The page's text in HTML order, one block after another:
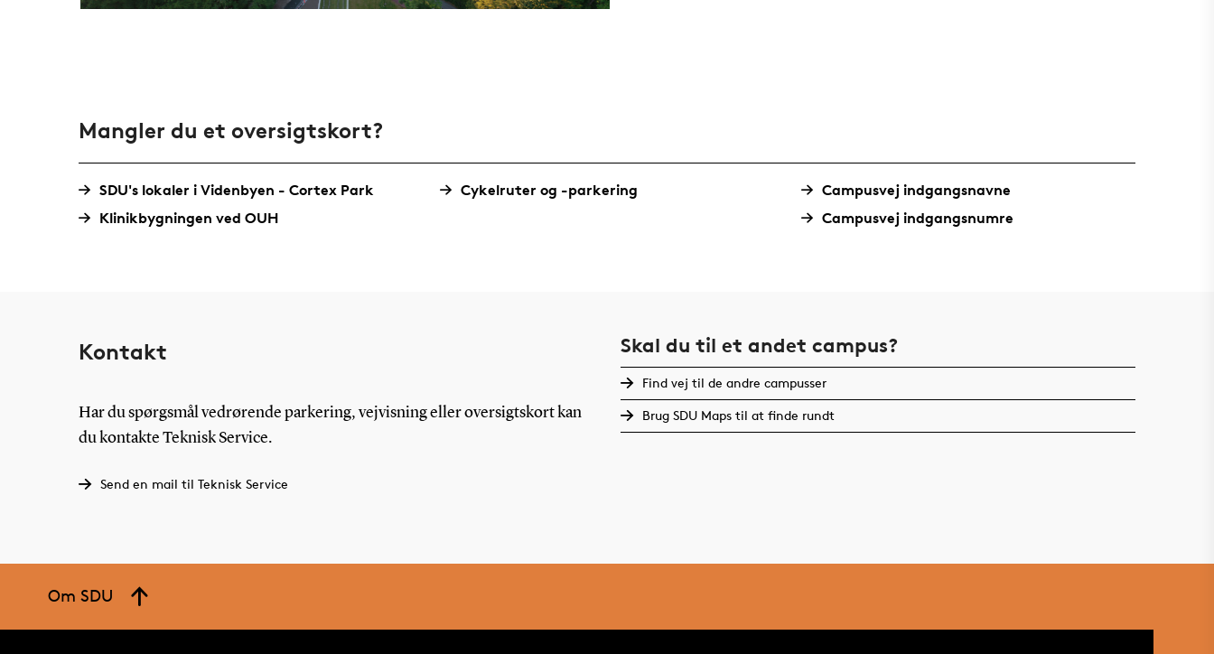
Mangler du et oversigtskort?
SDU's lokaler i Videnbyen - Cortex Park
Klinikbygningen ved OUH
Cykelruter og -parkering
Campusvej indgangsnavne
Campusvej indgangsnumre
Kontakt
Har du spørgsmål vedrørende parkering, vejvisning eller oversigtskort kan
du kontakte Teknisk Service.
Send en mail til Teknisk Service
Skal du til et andet campus?
Find vej til de andre campusser
Brug SDU Maps til at finde rundt
Om SDU